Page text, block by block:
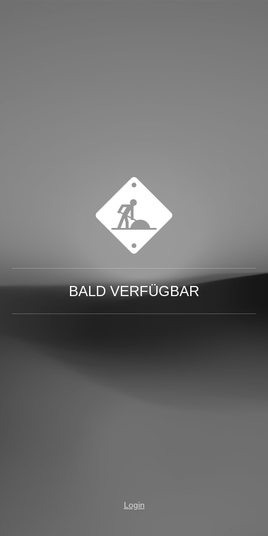
BALD VERFÜGBAR
Login